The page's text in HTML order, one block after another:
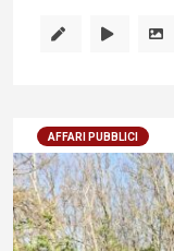
AFFARI PUBBLICI